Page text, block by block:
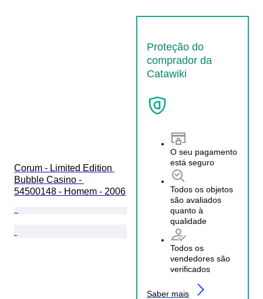
Corum - Limited Edition
Bubble Casino -
54500148 - Homem - 2006
Proteção do
comprador da
Catawiki
O seu pagamento
está seguro
Todos os objetos
são avaliados
quanto à
qualidade
Todos os
vendedores são
verificados
Saber mais